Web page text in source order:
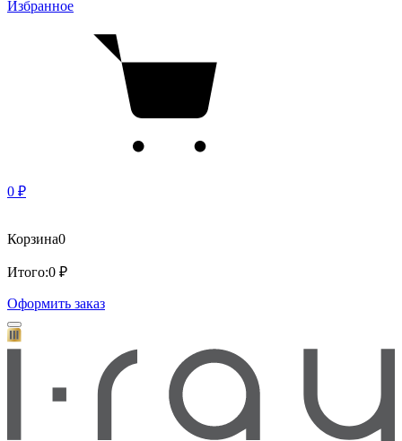
Избранное
0 ₽
Корзина0
Итого:0 ₽
Оформить заказ